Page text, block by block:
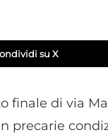
su X
finale di via
precarie